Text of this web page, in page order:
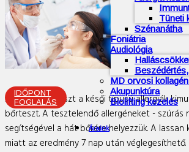
Tüneti
Szénanátha
Foniátria
Audiológia
MD orvosi
Akupunktúra
Biolifting kezelés
Áraink
IDŐPONT
FOGLALÁS
Az epicutan teszt a késői típusú allergiák
bőrteszt. A tesztelendő allergéneket - szúrás
segítségével a hát bőrére helyezzük. A lassan
miatt az eredmény 7 nap után véglegesíthető.